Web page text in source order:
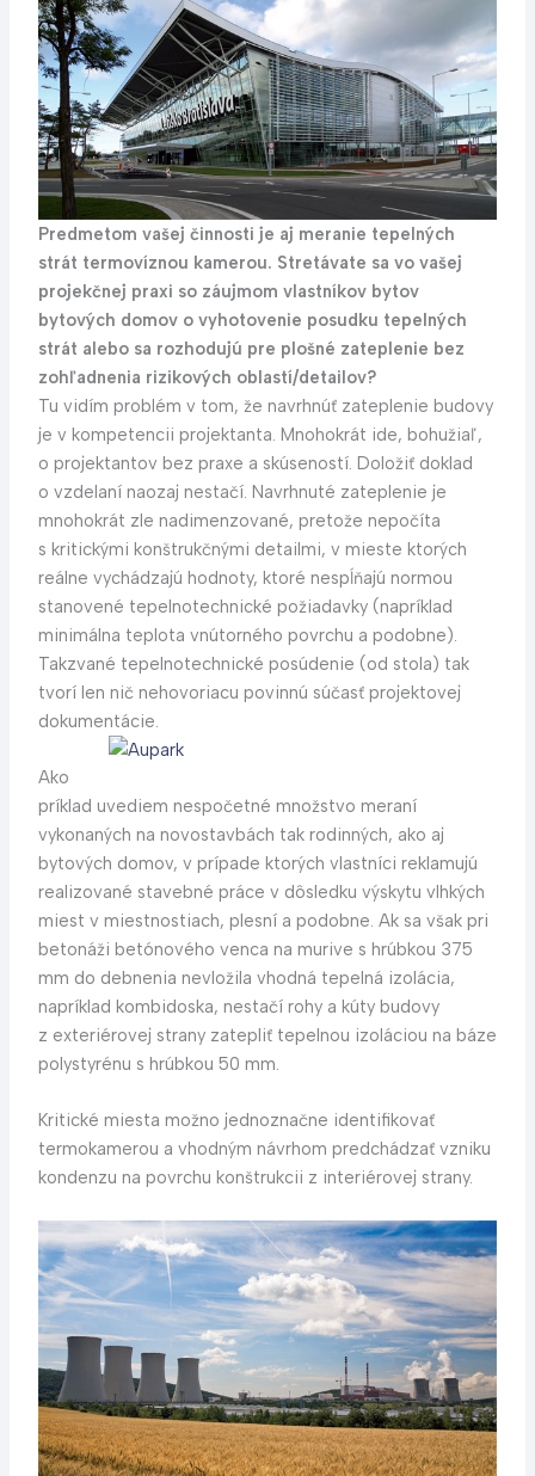
Predmetom vašej činnosti je aj meranie tepelných
strát termovíznou kamerou. Stretávate sa vo vašej
projekčnej praxi so záujmom vlastníkov bytov
bytových domov o vyhotovenie posudku tepelných
strát alebo sa rozhodujú pre plošné zateplenie bez
zohľadnenia rizikových oblastí/detailov?
Tu vidím problém v tom, že navrhnúť zateplenie budovy
je v kompetencii projektanta. Mnohokrát ide, bohužiaľ,
o projektantov bez praxe a skúseností. Doložiť doklad
o vzdelaní naozaj nestačí. Navrhnuté zateplenie je
mnohokrát zle nadimenzované, pretože nepočíta
s kritickými konštrukčnými detailmi, v mieste ktorých
reálne vychádzajú hodnoty, ktoré nespĺňajú normou
stanovené tepelnotechnické požiadavky (napríklad
minimálna teplota vnútorného povrchu a podobne).
Takzvané tepelnotechnické posúdenie (od stola) tak
tvorí len nič nehovoriacu povinnú súčasť projektovej
dokumentácie.
Ako
príklad uvediem nespočetné množstvo meraní
vykonaných na novostavbách tak rodinných, ako aj
bytových domov, v prípade ktorých vlastníci reklamujú
realizované stavebné práce v dôsledku výskytu vlhkých
miest v miestnostiach, plesní a podobne. Ak sa však pri
betonáži betónového venca na murive s hrúbkou 375
mm do debnenia nevložila vhodná tepelná izolácia,
napríklad kombidoska, nestačí rohy a kúty budovy
z exteriérovej strany zatepliť tepelnou izoláciou na báze
polystyrénu s hrúbkou 50 mm.
Kritické miesta možno jednoznačne identifikovať
termokamerou a vhodným návrhom predchádzať vzniku
kondenzu na povrchu konštrukcii z interiérovej strany.